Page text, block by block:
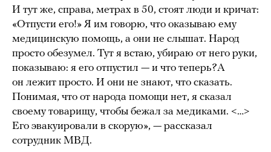
И тут же, справа, метрах в 50, стоят люди и кричат:
«Отпусти его!» Я им говорю, что оказываю ему
медицинскую помощь, а они не слышат. Народ
просто обезумел. Тут я встаю, убираю от него руки,
показываю: я его отпустил — и что теперь?А
он лежит просто. И они не знают, что сказать.
Понимая, что от народа помощи нет, я сказал
своему товарищу, чтобы бежал за медиками. <…>
Его эвакуировали в скорую», — рассказал
сотрудник МВД.